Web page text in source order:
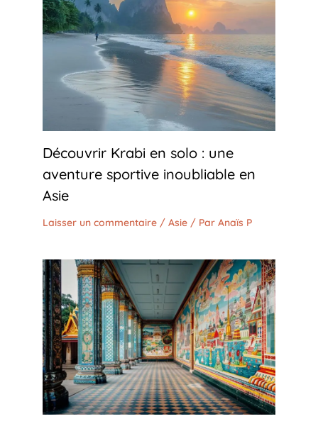
Découvrir Krabi en solo : une
aventure sportive inoubliable en
Asie
Laisser un commentaire / Asie / Par Anaïs P